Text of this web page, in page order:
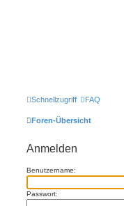
Schnellzugriff FAQ
Foren-Übersicht
Anmelden
Benutzername:
Passwort: